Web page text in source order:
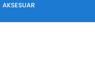
AKSESUAR